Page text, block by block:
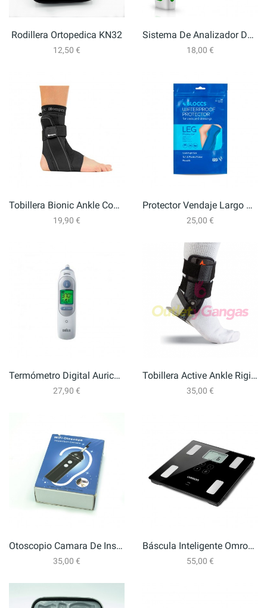
Rodillera Ortopedica KN32
12,50 €
Sistema De Analizador De Iris, Camara De...
18,00 €
Tobillera Bionic Ankle Compex
19,90 €
Protector Vendaje Largo Para Pierna
25,00 €
Termómetro Digital Auricular Braun IRT6520
27,90 €
Tobillera Active Ankle Rigida
35,00 €
Otoscopio Camara De Inspección WIFI
35,00 €
Báscula Inteligente Omron Viva Negra
55,00 €